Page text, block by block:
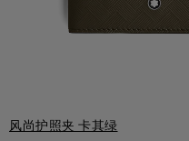
风尚护照夹 卡其绿